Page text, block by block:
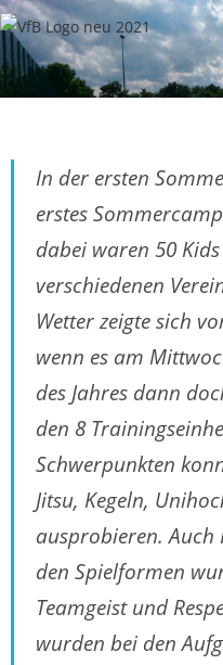
In der ersten
erstes
dabei waren 50
verschiedenen
Wetter zeigte sich
wenn es am
des Jahres dann
den 8
Schwerpunkten
Jitsu, Kegeln,
ausprobieren. Auch
den Spielformen
Teamgeist und
wurden bei den